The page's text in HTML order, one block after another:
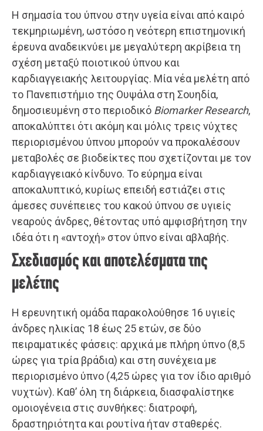
Η σημασία του ύπνου στην υγεία είναι από καιρό
τεκμηριωμένη, ωστόσο η νεότερη επιστημονική
έρευνα αναδεικνύει με μεγαλύτερη ακρίβεια τη
σχέση μεταξύ ποιοτικού ύπνου και
καρδιαγγειακής λειτουργίας. Μία νέα μελέτη από
το Πανεπιστήμιο της Ουψάλα στη Σουηδία,
δημοσιευμένη στο περιοδικό Biomarker Research,
αποκαλύπτει ότι ακόμη και μόλις τρεις νύχτες
περιορισμένου ύπνου μπορούν να προκαλέσουν
μεταβολές σε βιοδείκτες που σχετίζονται με τον
καρδιαγγειακό κίνδυνο. Το εύρημα είναι
αποκαλυπτικό, κυρίως επειδή εστιάζει στις
άμεσες συνέπειες του κακού ύπνου σε υγιείς
νεαρούς άνδρες, θέτοντας υπό αμφισβήτηση την
ιδέα ότι η «αντοχή» στον ύπνο είναι αβλαβής.
Σχεδιασμός και αποτελέσματα της
μελέτης
Η ερευνητική ομάδα παρακολούθησε 16 υγιείς
άνδρες ηλικίας 18 έως 25 ετών, σε δύο
πειραματικές φάσεις: αρχικά με πλήρη ύπνο (8,5
ώρες για τρία βράδια) και στη συνέχεια με
περιορισμένο ύπνο (4,25 ώρες για τον ίδιο αριθμό
νυχτών). Καθ’ όλη τη διάρκεια, διασφαλίστηκε
ομοιογένεια στις συνθήκες: διατροφή,
δραστηριότητα και ρουτίνα ήταν σταθερές.